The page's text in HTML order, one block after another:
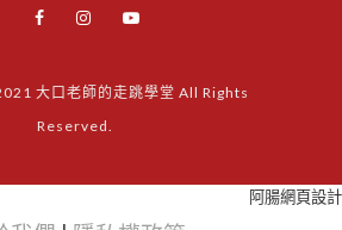
大口老師的走跳學堂 All Rights
Reserved.
阿腸網頁設計